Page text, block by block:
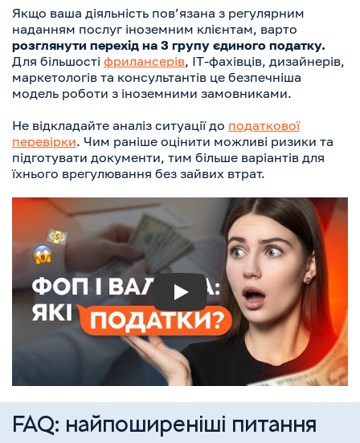
Якщо ваша діяльність пов’язана з регулярним
наданням послуг іноземним клієнтам, варто
розглянути перехід на 3 групу єдиного податку.
Для більшості фрилансерів, IT-фахівців, дизайнерів,
маркетологів та консультантів це безпечніша
модель роботи з іноземними замовниками.
Не відкладайте аналіз ситуації до податкової
перевірки. Чим раніше оцінити можливі ризики та
підготувати документи, тим більше варіантів для
їхнього врегулювання без зайвих втрат.
Play
FAQ: найпоширеніші питання